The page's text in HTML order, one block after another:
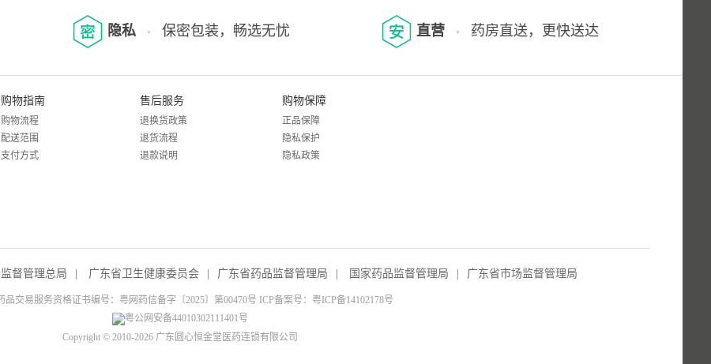
隐私 保密包装，畅选无忧 直营 药房直送，更快送达
购物指南
购物流程
配送范围
支付方式
售后服务
退换货政策
退货流程
退款说明
购物保障
正品保障
隐私保护
隐私政策
督管理总局 广东省卫生健康委员会 广东省药品监督管理局 国家药品监督管理局 广东省市场监督管理局
品交易服务资格证书编号：粤网药信备字〔2025〕第00470号 ICP备案号：
粤ICP备14102178号
粤公网安备44010302111401号
Copyright © 2010-2026 广东圆心恒金堂医药连锁有限公司